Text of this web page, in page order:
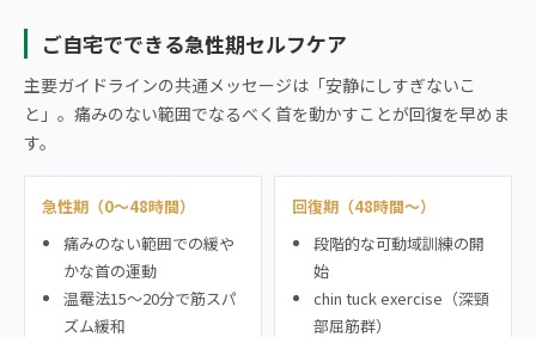
ご自宅でできる急性期セルフケア
主要ガイドラインの共通メッセージは「安静にしすぎないこ
と」。痛みのない範囲でなるべく首を動かすことが回復を早めま
す。
急性期（0〜48時間）
痛みのない範囲での緩や
かな首の運動
温罨法15〜20分で筋スパ
ズム緩和
回復期（48時間〜）
段階的な可動域訓練の開
始
chin tuck exercise（深頸
部屈筋群）